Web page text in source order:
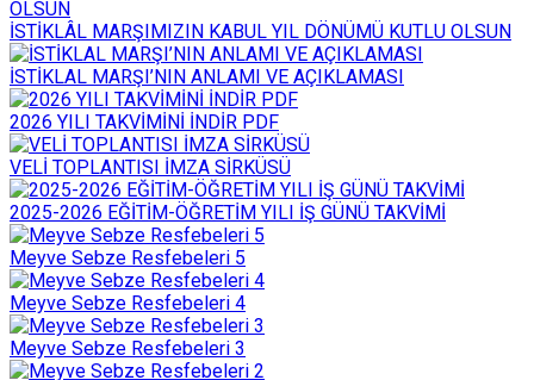
İSTİKLÂL MARŞIMIZIN KABUL YIL DÖNÜMÜ KUTLU OLSUN
İSTİKLAL MARŞI’NIN ANLAMI VE AÇIKLAMASI
2026 YILI TAKVİMİNİ İNDİR PDF
VELİ TOPLANTISI İMZA SİRKÜSÜ
2025-2026 EĞİTİM-ÖĞRETİM YILI İŞ GÜNÜ TAKVİMİ
Meyve Sebze Resfebeleri 5
Meyve Sebze Resfebeleri 4
Meyve Sebze Resfebeleri 3